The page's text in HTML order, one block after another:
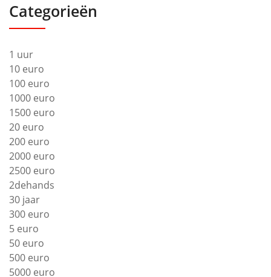
Categorieën
1 uur
10 euro
100 euro
1000 euro
1500 euro
20 euro
200 euro
2000 euro
2500 euro
2dehands
30 jaar
300 euro
5 euro
50 euro
500 euro
5000 euro